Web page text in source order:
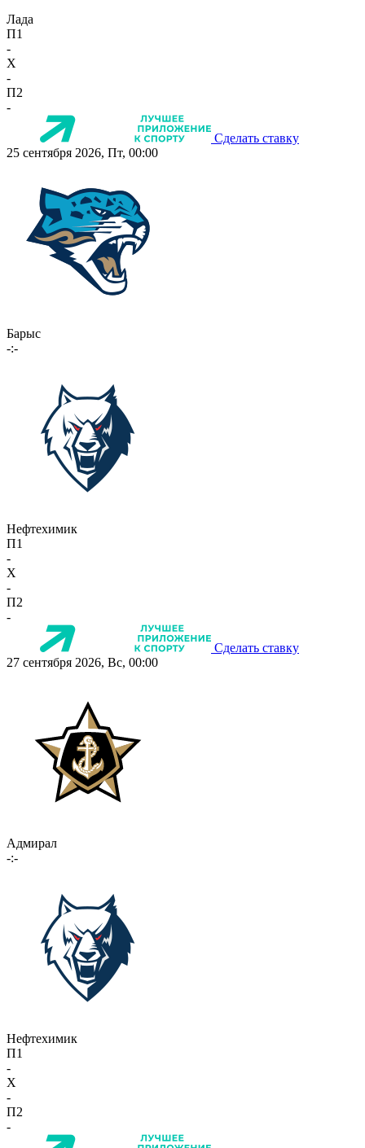
Лада
П1
-
X
-
П2
-
Сделать ставку
25 сентября 2026, Пт, 00:00
Барыс
-:-
Нефтехимик
П1
-
X
-
П2
-
Сделать ставку
27 сентября 2026, Вс, 00:00
Адмирал
-:-
Нефтехимик
П1
-
X
-
П2
-